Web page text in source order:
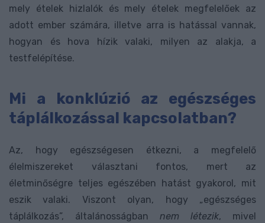
mely ételek hizlalók és mely ételek megfelelőek az
adott ember számára, illetve arra is hatással vannak,
hogyan és hova hízik valaki, milyen az alakja, a
testfelépítése.
Mi a konklúzió az egészséges
táplálkozással kapcsolatban?
Az, hogy egészségesen étkezni, a megfelelő
élelmiszereket választani fontos, mert az
életminőségre teljes egészében hatást gyakorol, mit
eszik valaki. Viszont olyan, hogy „egészséges
táplálkozás”, általánosságban nem létezik, mivel